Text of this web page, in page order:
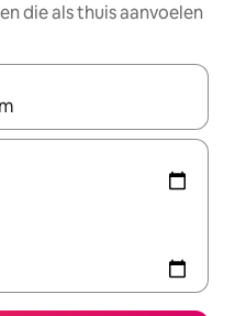
die als thuis aanvoelen
zijn, maak je een keuze